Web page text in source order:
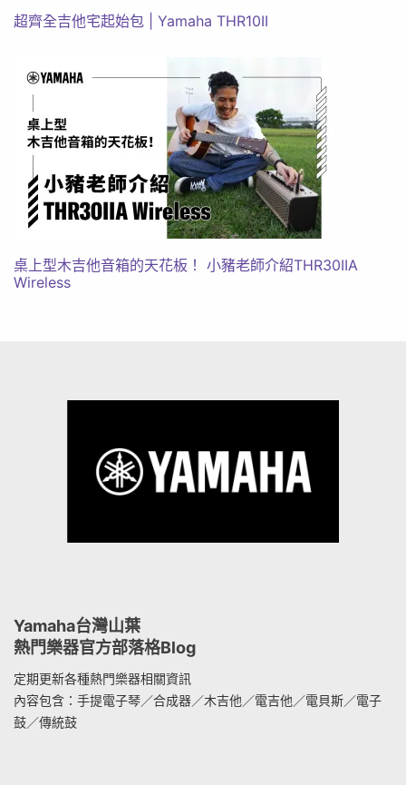
超齊全吉他宅起始包 | Yamaha THR10II
桌上型木吉他音箱的天花板！ 小豬老師介紹THR30IIA
Wireless
Yamaha台灣山葉
熱門樂器官方部落格Blog
定期更新各種熱門樂器相關資訊
內容包含：手提電子琴／合成器／木吉他／電吉他／電貝斯／電子
鼓／傳統鼓